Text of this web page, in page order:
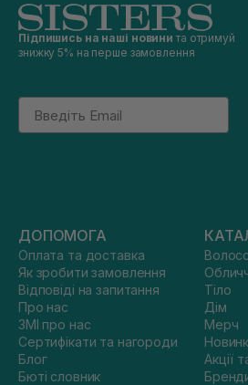
Підпишись на наші новини та отримуй
знижку 5% на перше замовлення
Email
ДОПОМОГА
Оплата та доставка
Як зробити замовлення
Відповіді на запитання
Про нас
ЗМІ про нас
Сертифікати та нагороди
Блог
Бюті словник
Тіло
Дім
Мерч
Акції